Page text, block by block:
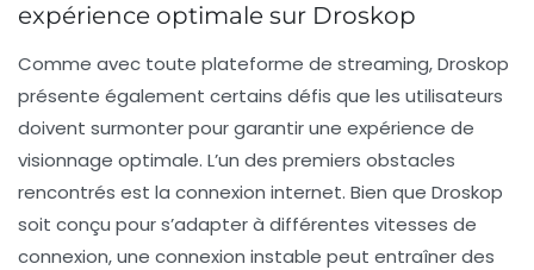
expérience optimale sur Droskop
Comme avec toute plateforme de streaming, Droskop
présente également certains défis que les utilisateurs
doivent surmonter pour garantir une expérience de
visionnage optimale. L’un des premiers obstacles
rencontrés est la connexion internet. Bien que Droskop
soit conçu pour s’adapter à différentes vitesses de
connexion, une connexion instable peut entraîner des